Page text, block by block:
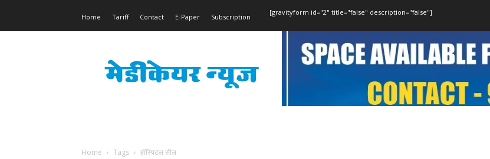
Home Tariff Contact E-Paper Subscription
[gravityform id="2" title="false" description="false"]
News
Home Tags हॉस्पिटल सील